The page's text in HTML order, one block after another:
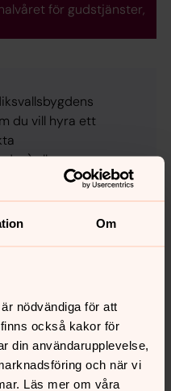
Om
nödvändiga för att
också kakor för
din användarupplevelse,
och när vi
Läs mer om våra
för gudstjänster,
du vill hyra ett
eller
på sidans